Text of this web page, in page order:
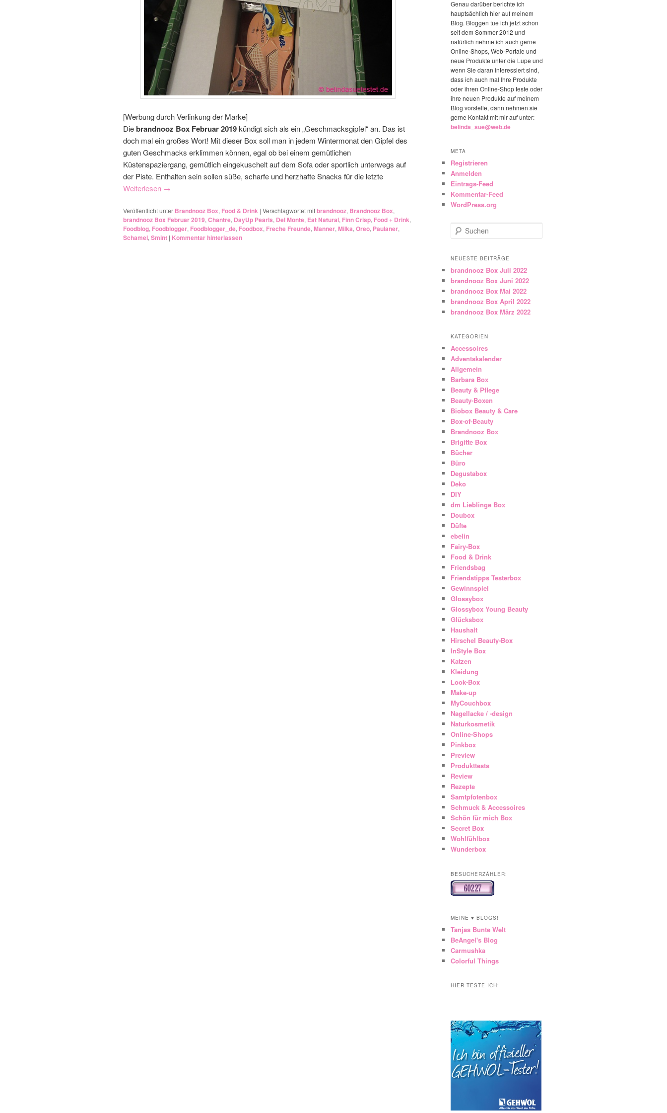
[Werbung durch Verlinkung der Marke]
Diebrandnooz Box Februar 2019kündigt sich als ein „Geschmacksgipfel“ an. Das ist
doch mal ein großes Wort! Mit dieser Box soll man in jedem Wintermonat den Gipfel des
guten Geschmacks erklimmen können, egal ob bei einem gemütlichen
Küstenspaziergang, gemütlich eingekuschelt auf dem Sofa oder sportlich unterwegs auf
der Piste. Enthalten sein sollen süße, scharfe und herzhafte Snacks für die letzte
Weiterlesen →
Veröffentlicht unter Brandnooz Box, Food & Drink | Verschlagwortet mitbrandnooz, Brandnooz Box,
brandnooz Box Februar 2019, Chantre, DayUp Pearls, Del Monte, Eat Natural, Finn Crisp, Food + Drink,
Foodblog, Foodblogger, Foodblogger_de, Foodbox, Freche Freunde, Manner, Milka, Oreo, Paulaner,
Schamel, Smint | Kommentar hinterlassen
Genau darüber berichte ich
hauptsächlich hier auf meinem
Blog. Bloggen tue ich jetzt schon
seit dem Sommer 2012 und
natürlich nehme ich auch gerne
Online-Shops, Web-Portale und
neue Produkte unter die Lupe und
wenn Sie daran interessiert sind,
dass ich auch mal Ihre Produkte
oder ihren Online-Shop teste oder
ihre neuen Produkte auf meinem
Blog vorstelle, dann nehmen sie
gerne Kontakt mit mir auf unter:
belinda_sue@web.de
META
Registrieren
Anmelden
Eintrags-Feed
Kommentar-Feed
WordPress.org
Suchen
NEUESTE BEITRÄGE
brandnooz Box Juli 2022
brandnooz Box Juni 2022
brandnooz Box Mai 2022
brandnooz Box April 2022
brandnooz Box März 2022
KATEGORIEN
Accessoires
Adventskalender
Allgemein
Barbara Box
Beauty & Pflege
Beauty-Boxen
Biobox Beauty & Care
Box-of-Beauty
Brandnooz Box
Brigitte Box
Bücher
Büro
Degustabox
Deko
DIY
dm Lieblinge Box
Doubox
Düfte
ebelin
Fairy-Box
Food & Drink
Friendsbag
Friendstipps Testerbox
Gewinnspiel
Glossybox
Glossybox Young Beauty
Glücksbox
Haushalt
Hirschel Beauty-Box
InStyle Box
Katzen
Kleidung
Look-Box
Make-up
MyCouchbox
Nagellacke / -design
Naturkosmetik
Online-Shops
Pinkbox
Preview
Produkttests
Review
Rezepte
Samtpfotenbox
Schmuck & Accessoires
Schön für mich Box
Secret Box
Wohlfühlbox
Wunderbox
BESUCHERZÄHLER:
MEINE ♥ BLOGS!
Tanjas Bunte Welt
BeAngel's Blog
Carmushka
Colorful Things
HIER TESTE ICH: